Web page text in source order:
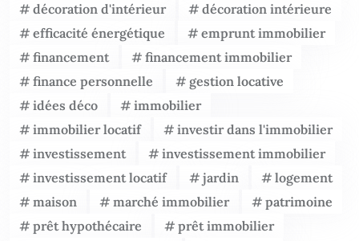
décoration d'intérieur
décoration intérieure
efficacité énergétique
emprunt immobilier
financement
financement immobilier
finance personnelle
gestion locative
idées déco
immobilier
immobilier locatif
investir dans l'immobilier
investissement
investissement immobilier
investissement locatif
jardin
logement
maison
marché immobilier
patrimoine
prêt hypothécaire
prêt immobilier